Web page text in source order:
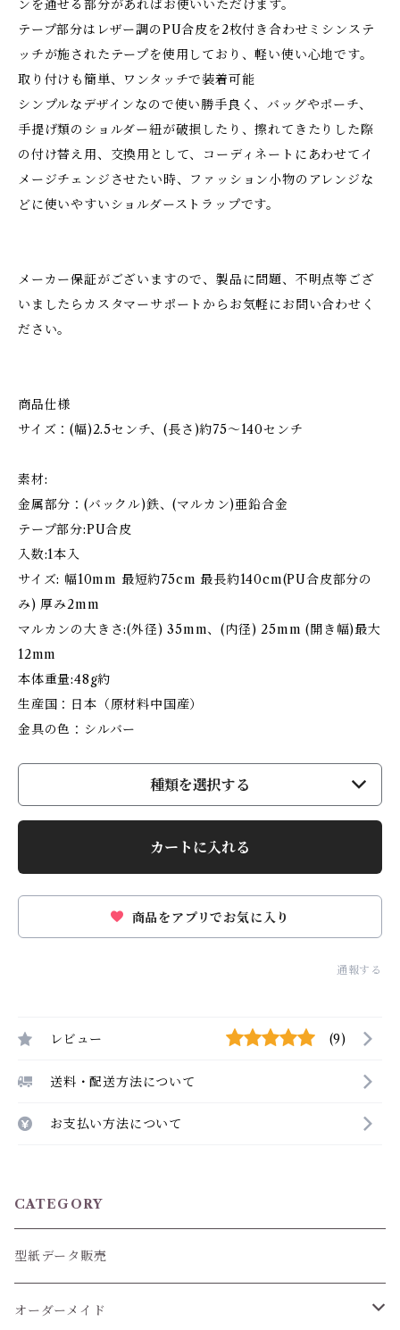
ンを通せる部分があればお使いいただけます。
テープ部分はレザー調のPU合皮を2枚付き合わせミシンステ
ッチが施されたテープを使用しており、軽い使い心地です。
取り付けも簡単、ワンタッチで装着可能
シンプルなデザインなので使い勝手良く、バッグやポーチ、
手提げ類のショルダー紐が破損したり、擦れてきたりした際
の付け替え用、交換用として、コーディネートにあわせてイ
メージチェンジさせたい時、ファッション小物のアレンジな
どに使いやすいショルダーストラップです。
メーカー保証がございますので、製品に問題、不明点等ござ
いましたらカスタマーサポートからお気軽にお問い合わせく
ださい。
商品仕様
サイズ：(幅)2.5センチ、(長さ)約75～140センチ
素材:
金属部分：(バックル)鉄、(マルカン)亜鉛合金
テープ部分:PU合皮
入数:1本入
サイズ: 幅10mm 最短約75cm 最長約140cm(PU合皮部分の
み) 厚み2mm
マルカンの大きさ:(外径) 35mm、(内径) 25mm (開き幅)最大
12mm
本体重量:48g約
生産国：日本（原材料中国産）
金具の色：シルバー
種類を選択する
カートに入れる
商品をアプリでお気に入り
通報する
レビュー (9)
送料・配送方法について
お支払い方法について
CATEGORY
型紙データ販売
オーダーメイド